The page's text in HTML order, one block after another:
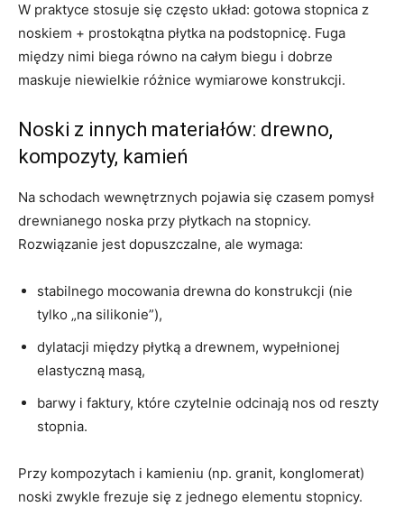
W praktyce stosuje się często układ: gotowa stopnica z
noskiem + prostokątna płytka na podstopnicę. Fuga
między nimi biega równo na całym biegu i dobrze
maskuje niewielkie różnice wymiarowe konstrukcji.
Noski z innych materiałów: drewno,
kompozyty, kamień
Na schodach wewnętrznych pojawia się czasem pomysł
drewnianego noska przy płytkach na stopnicy.
Rozwiązanie jest dopuszczalne, ale wymaga:
stabilnego mocowania drewna do konstrukcji (nie
tylko „na silikonie”),
dylatacji między płytką a drewnem, wypełnionej
elastyczną masą,
barwy i faktury, które czytelnie odcinają nos od reszty
stopnia.
Przy kompozytach i kamieniu (np. granit, konglomerat)
noski zwykle frezuje się z jednego elementu stopnicy.